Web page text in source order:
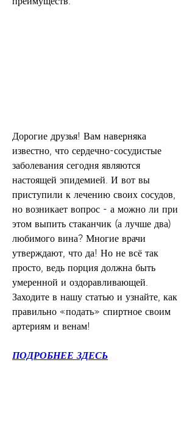
Дорогие друзья! Вам наверняка
известно, что сердечно-сосудистые
заболевания сегодня являются
настоящей эпидемией. И вот вы
приступили к лечению своих сосудов,
но возникает вопрос - а можно ли при
этом выпить стаканчик (а лучше два)
любимого вина? Многие врачи
утверждают, что да! Но не всё так
просто, ведь порция должна быть
умеренной и оздоравливающей.
Заходите в нашу статью и узнайте, как
правильно «подать» спиртное своим
артериям и венам!
ПОДРОБНЕЕ ЗДЕСЬ